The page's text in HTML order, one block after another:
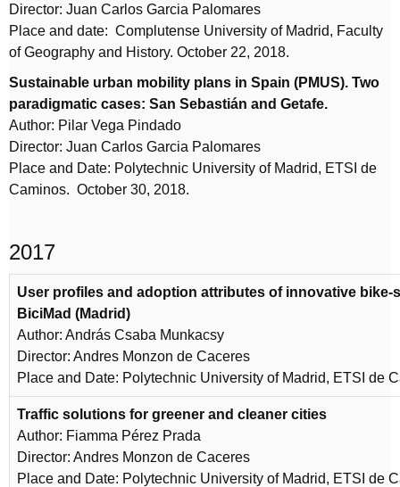
Director: Juan Carlos Garcia Palomares
Place and date: Complutense University of Madrid, Faculty
of Geography and History. October 22, 2018.
Sustainable urban mobility plans in Spain (PMUS). Two
paradigmatic cases: San Sebastián and Getafe.
Author: Pilar Vega Pindado
Director: Juan Carlos Garcia Palomares
Place and Date: Polytechnic University of Madrid, ETSI de
Caminos. October 30, 2018.
2017
User profiles and adoption attributes of innovative bike-
BiciMad (Madrid)
Author: András Csaba Munkacsy
Director: Andres Monzon de Caceres
Place and Date: Polytechnic University of Madrid, ETSI de
Traffic solutions for greener and cleaner cities
Author: Fiamma Pérez Prada
Director: Andres Monzon de Caceres
Place and Date: Polytechnic University of Madrid, ETSI de